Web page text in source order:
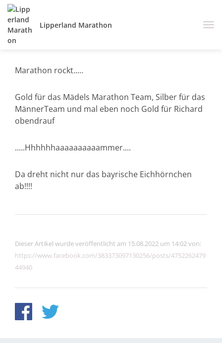
Lipperland Marathon
Marathon rockt.....
Gold für das Mädels Marathon Team, Silber für das
MännerTeam und mal eben noch Gold für Richard
obendrauf
.....Hhhhhhaaaaaaaaaammer....
Da dreht nicht nur das bayrische Eichhörnchen
ab!!!!
Dieser Artikel wurde veröffentlicht am 15.08.2022 um 14:02 von:
https://www.facebook.com/383373097130256/posts/4752262479
44940